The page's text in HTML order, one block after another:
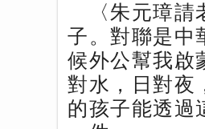
〈朱元璋請
子。對聯是中
候外公幫我啟
對水，日對夜
的孩子能透過